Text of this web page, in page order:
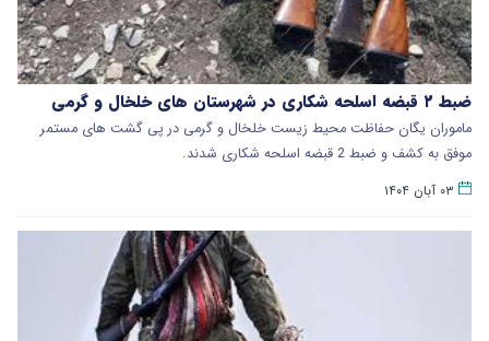
ضبط ۲ قبضه اسلحه شکاری در شهرستان های خلخال و گرمی
ماموران یگان حفاظت محیط زیست خلخال و گرمی در پی گشت های مستمر
موفق به کشف و ضبط 2 قبضه اسلحه شکاری شدند.
۰۳ آبان ۱۴۰۴